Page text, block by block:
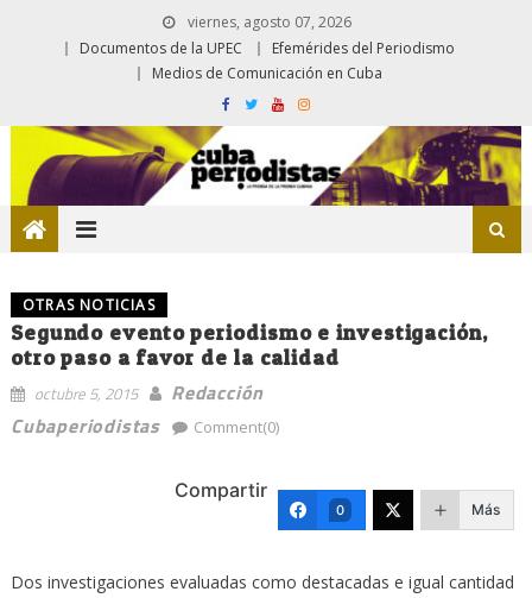
viernes, agosto 07, 2026
Documentos de la UPEC
Efemérides del Periodismo
Medios de Comunicación en Cuba
OTRAS NOTICIAS
Segundo evento periodismo e investigación,
otro paso a favor de la calidad
octubre 5, 2015
Redacción
Cubaperiodistas
Comment(0)
Compartir
0 Más
Dos investigaciones evaluadas como destacadas e igual cantidad